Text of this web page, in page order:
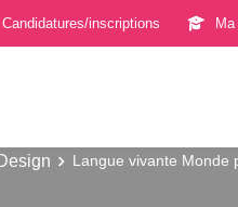
Candidatures/inscriptions Ma
Langue vivante Monde